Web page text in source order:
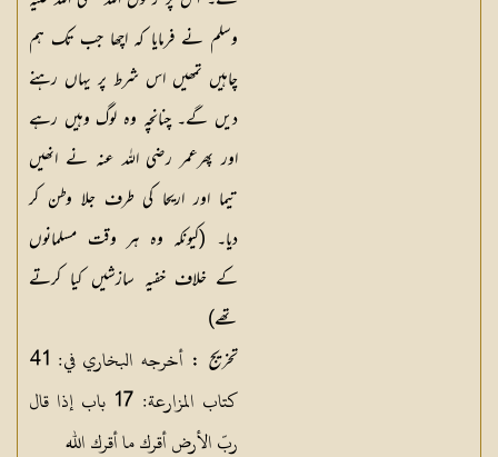
وسلم نے فرمایا کہ اچھا جب تک ہم
چاہیں تمھیں اس شرط پر یہاں رہنے
دیں گے۔ چنانچہ وہ لوگ وہیں رہے
اور پھرعمر رضی اللہ عنہ نے انھیں
تیما اور اریحا کی طرف جلا وطن کر
دیا۔ (کیونکہ وہ ہر وقت مسلمانوں
کے خلاف خفیہ سازشیں کیا کرتے
تھے)
تخریج :
أخرجه البخاري في: 41
كتاب المزارعة: 17 باب إذا قال
ربّ الأرض أقرك ما أقرك الله